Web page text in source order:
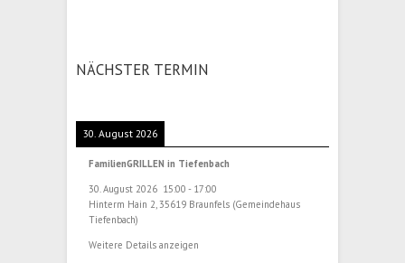
NÄCHSTER TERMIN
30. August 2026
FamilienGRILLEN in Tiefenbach
30. August 2026 15:00 - 17:00
Hinterm Hain 2, 35619 Braunfels (Gemeindehaus
Tiefenbach)
Weitere Details anzeigen